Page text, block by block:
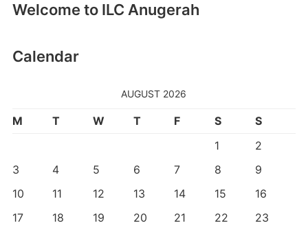
Welcome to ILC Anugerah
Calendar
AUGUST 2026
M T W T F S
S
1
2
3
4 5 6 7 8
9
10
11 12 13 14 15
16
17
18 19 20 21 22
23